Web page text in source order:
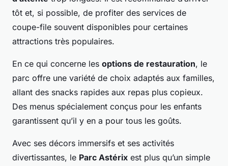
tôt et, si possible, de profiter des services de
coupe-file souvent disponibles pour certaines
attractions très populaires.
En ce qui concerne les options de restauration, le
parc offre une variété de choix adaptés aux familles,
allant des snacks rapides aux repas plus copieux.
Des menus spécialement conçus pour les enfants
garantissent qu’il y en a pour tous les goûts.
Avec ses décors immersifs et ses activités
divertissantes, le Parc Astérix est plus qu’un simple